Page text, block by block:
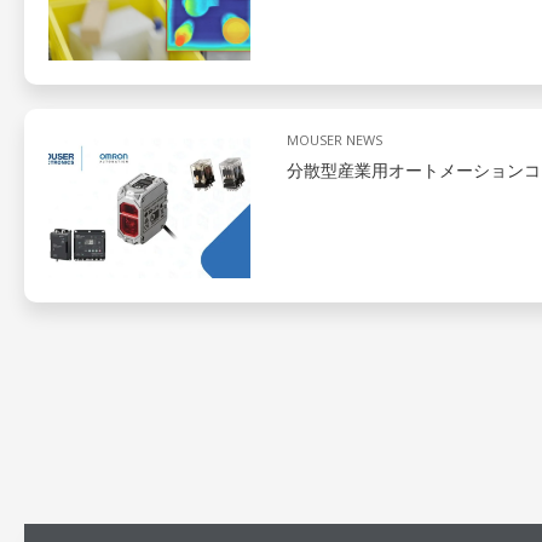
MOUSER NEWS
分散型産業用オートメーション